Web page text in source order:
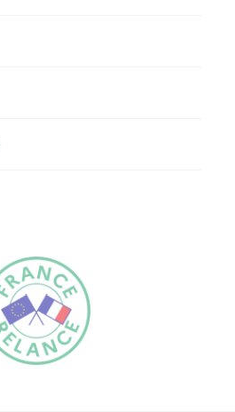
FR